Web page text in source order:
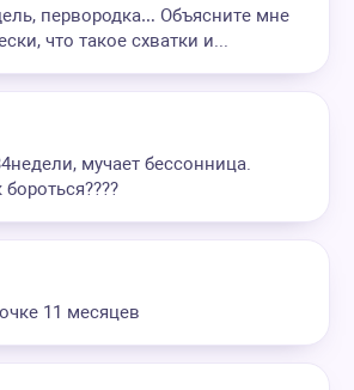
первородка… Объясните мне
что такое схватки и...
мучает бессонница.
11 месяцев